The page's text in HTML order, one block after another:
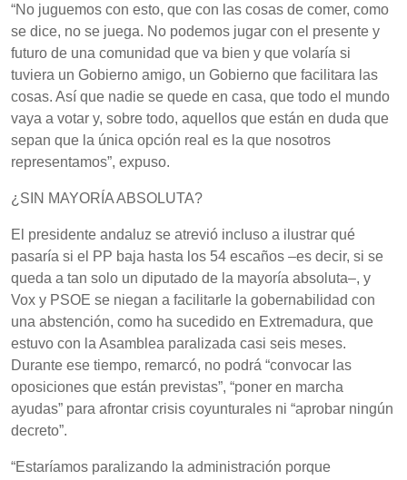
“No juguemos con esto, que con las cosas de comer, como
se dice, no se juega. No podemos jugar con el presente y
futuro de una comunidad que va bien y que volaría si
tuviera un Gobierno amigo, un Gobierno que facilitara las
cosas. Así que nadie se quede en casa, que todo el mundo
vaya a votar y, sobre todo, aquellos que están en duda que
sepan que la única opción real es la que nosotros
representamos”, expuso.
¿SIN MAYORÍA ABSOLUTA?
El presidente andaluz se atrevió incluso a ilustrar qué
pasaría si el PP baja hasta los 54 escaños –es decir, si se
queda a tan solo un diputado de la mayoría absoluta–, y
Vox y PSOE se niegan a facilitarle la gobernabilidad con
una abstención, como ha sucedido en Extremadura, que
estuvo con la Asamblea paralizada casi seis meses.
Durante ese tiempo, remarcó, no podrá “convocar las
oposiciones que están previstas”, “poner en marcha
ayudas” para afrontar crisis coyunturales ni “aprobar ningún
decreto”.
“Estaríamos paralizando la administración porque